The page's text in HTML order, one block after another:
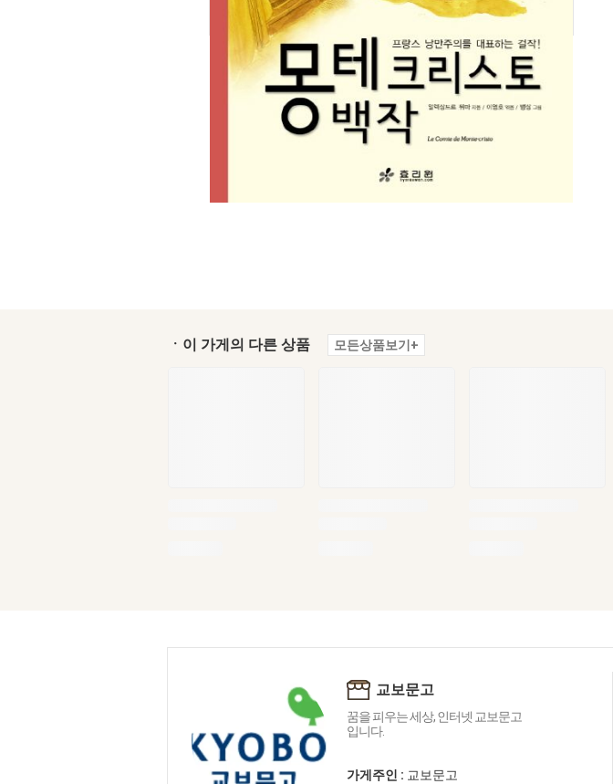
ㆍ이 가게의 다른 상품 모든상품보기+
교보문고
꿈을 피우는 세상, 인터넷 교보문고
입니다.
가게주인 : 교보문고